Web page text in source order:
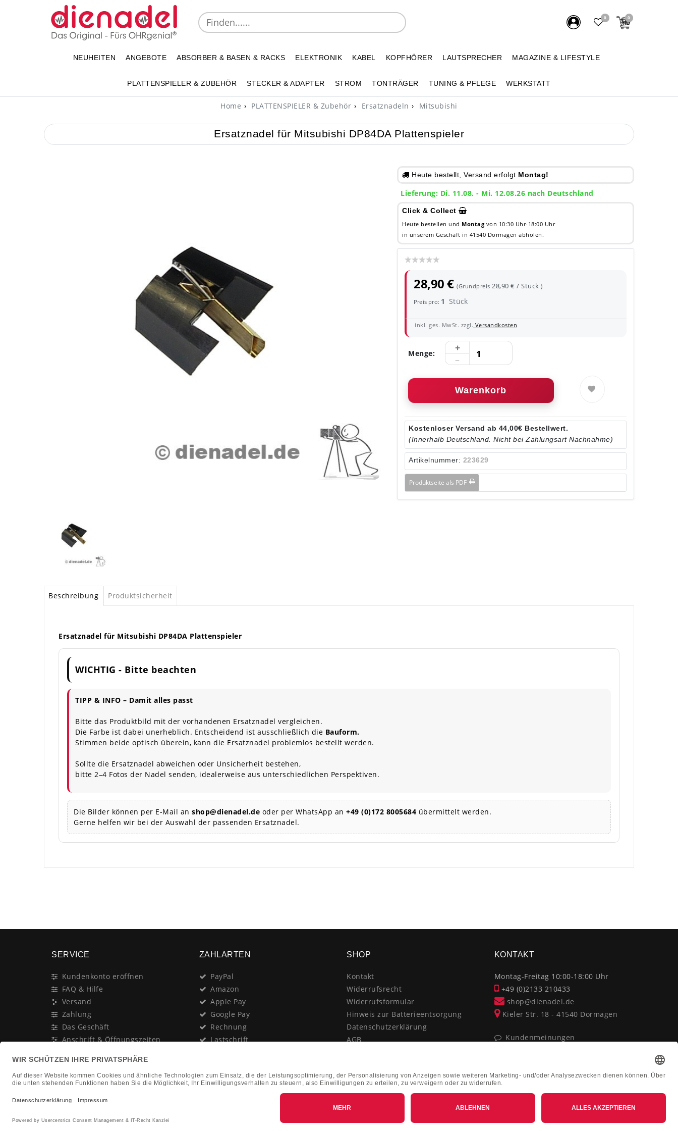
0 0
NEUHEITEN ANGEBOTE ABSORBER & BASEN & RACKS ELEKTRONIK KABEL KOPFHÖRER LAUTSPRECHER MAGAZINE & LIFESTYLE
PLATTENSPIELER & ZUBEHÖR STECKER & ADAPTER STROM TONTRÄGER TUNING & PFLEGE WERKSTATT
Home PLATTENSPIELER & Zubehör Ersatznadeln Mitsubishi
Ersatznadel für Mitsubishi DP84DA Plattenspieler
Heute bestellt, Versand erfolgt Montag!
Lieferung: Di. 11.08. - Mi. 12.08.26 nach Deutschland
Click & Collect
Heute bestellen und Montag von 10:30 Uhr-18:00 Uhr
in unserem Geschäft in 41540 Dormagen abholen.
28,90 €(Grundpreis28,90 € / Stück)
Preis pro: 1 Stück
inkl. ges. MwSt. zzgl. Versandkosten
Menge:
Warenkorb
Kostenloser Versand ab 44,00€ Bestellwert.
(Innerhalb Deutschland. Nicht bei Zahlungsart Nachnahme)
Artikelnummer: 223629
Produktseite als PDF
Beschreibung Produktsicherheit
Ersatznadel für Mitsubishi DP84DA Plattenspieler
WICHTIG - Bitte beachten
TIPP & INFO – Damit alles passt
Bitte das Produktbild mit der vorhandenen Ersatznadel vergleichen.
Die Farbe ist dabei unerheblich. Entscheidend ist ausschließlich die Bauform.
Stimmen beide optisch überein, kann die Ersatznadel problemlos bestellt werden.
Sollte die Ersatznadel abweichen oder Unsicherheit bestehen,
bitte 2–4 Fotos der Nadel senden, idealerweise aus unterschiedlichen Perspektiven.
Die Bilder können per E-Mail an shop@dienadel.de oder per WhatsApp an +49 (0)172 8005684 übermittelt werden.
Gerne helfen wir bei der Auswahl der passenden Ersatznadel.
SERVICE
Kundenkonto eröffnen
FAQ & Hilfe
Versand
Zahlung
Das Geschäft
Anschrift & Öffnungszeiten
Newsletter
In Gedenken an:
Jürgen Duhn
ZAHLARTEN
PayPal
Amazon
Apple Pay
Google Pay
Rechnung
Lastschrift
Nachnahme
SHOP
Kontakt
Widerrufsrecht
Widerrufsformular
Hinweis zur Batterieentsorgung
Datenschutzerklärung
AGB
Vertrag widerrufen
KONTAKT
Montag-Freitag 10:00-18:00 Uhr
+49 (0)2133 210433
shop@dienadel.de
Kieler Str. 18 - 41540 Dormagen
Kundenmeinungen